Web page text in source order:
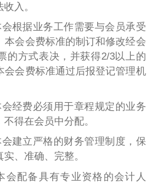
入。
根据业务工作需要与会员承受
本会会费标准的制订和修改经会
的方式表决，并获得2/3以上的
会会费标准通过后报登记管理机
经费必须用于章程规定的业务
得在会员中分配。
建立严格的财务管理制度，保
、准确、完整。
配备具有专业资格的会计人